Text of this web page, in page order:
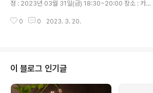
2. #기술샘이나 - 부활호의 모든 것 (12세+ 권장) 샘이 날
정도의 역량과..
정 : 2023년 03월 31일(금) 18:30~20:00 장소 : 카페
PT, Mid-Journey 등 각종 AI서비스 업무 활용법 1. 창업
5455-5897 sciencecafekorea@gmail.com 신청 :
https://forms.gle/nR3imZWcYpvHzUqA7 1인당 1
5,000원(커피/샌드위치 제공), 농협 418-12-150688
0 0 2023. 3. 20.
이 블로그 인기글